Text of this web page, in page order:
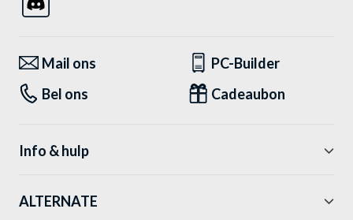
Mail ons
PC-Builder
Bel ons
Cadeaubon
Info & hulp
ALTERNATE